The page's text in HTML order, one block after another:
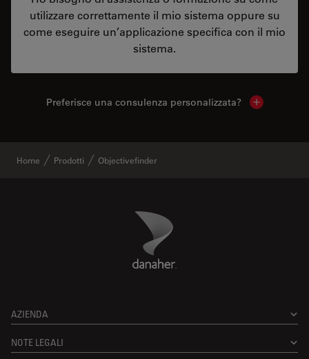
utilizzare correttamente il mio sistema oppure su
come eseguire un’applicazione specifica con il mio
sistema.
Preferisce una consulenza personalizzata? Show local
Home Prodotti Objectivefinder
Danaher Logo
AZIENDA
NOTE LEGALI